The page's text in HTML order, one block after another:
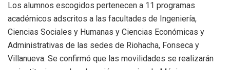
Los alumnos escogidos pertenecen a 11 programas
académicos adscritos a las facultades de Ingeniería,
Ciencias Sociales y Humanas y Ciencias Económicas y
Administrativas de las sedes de Riohacha, Fonseca y
Villanueva. Se confirmó que las movilidades se realizarán